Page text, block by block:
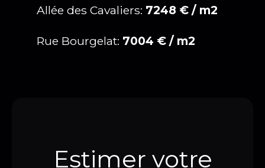
Allée des Cavaliers: 7248 € / m2
Rue Bourgelat: 7004 € / m2
Estimer votre